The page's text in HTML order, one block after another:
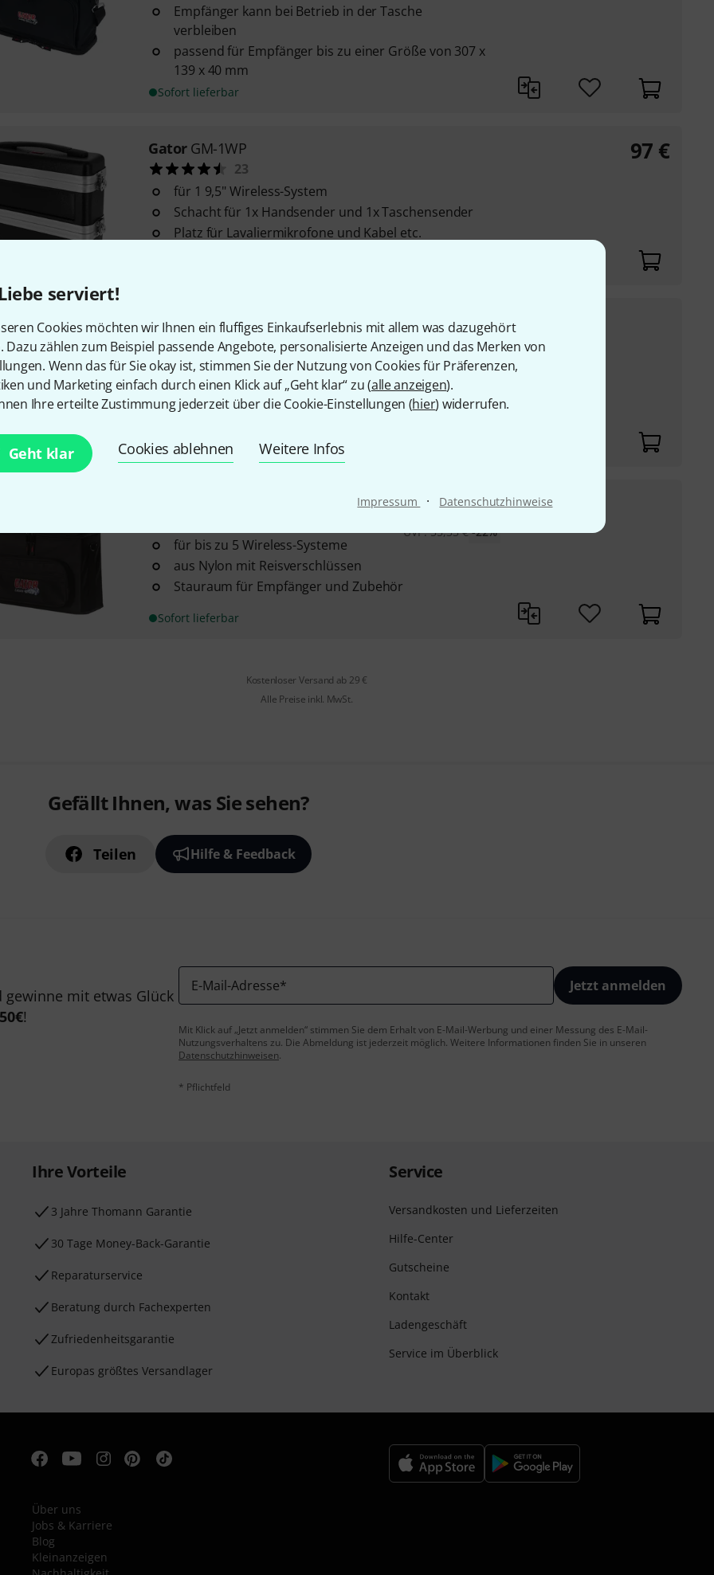
serviert!
Cookies möchten wir Ihnen ein fluffiges Einkaufserlebnis mit allem was dazugehört
Dazu zählen zum Beispiel passende Angebote, personalisierte Anzeigen und das Merken von
Wenn das für Sie okay ist, stimmen Sie der Nutzung von Cookies für Präferenzen,
und Marketing einfach durch einen Klick auf „Geht klar“ zu (alle anzeigen).
Ihre erteilte Zustimmung jederzeit über die Cookie-Einstellungen (hier) widerrufen.
Geht klar Cookies ablehnen Weitere Infos
Impressum · Datenschutzhinweise
Empfänger kann bei Betrieb in der Tasche
verbleiben
passend für Empfänger bis zu einer Größe von 307 x
139 x 40 mm
Sofort lieferbar
Gator GM-1WP
23
für 1 9,5" Wireless-System
Schacht für 1x Handsender und 1x Taschensender
Platz für Lavaliermikrofone und Kabel etc.
97 €
Gator GM-2W
72
für zwei 9,5" Wireless-Systeme
Schacht für zwei Handsender und zwei
Taschensender
Sofort lieferbar
39€
UVP:55 € -29%
für bis zu 5 Wireless-Systeme
aus Nylon mit Reisverschlüssen
Stauraum für Empfänger und Zubehör
Sofort lieferbar
43 €
UVP:55,33 € -22%
Kostenloser Versand ab 29 €
Alle Preise inkl. MwSt.
Gefällt Ihnen, was Sie sehen?
Teilen Hilfe & Feedback
mit etwas Glück
50€!
E-Mail-Adresse* Jetzt anmelden
Mit Klick auf „Jetzt anmelden“ stimmen Sie dem Erhalt von E-Mail-Werbung und einer Messung des E-Mail-
Nutzungsverhaltens zu. Die Abmeldung ist jederzeit möglich. Weitere Informationen finden Sie in unseren
Datenschutzhinweisen.
* Pflichtfeld
Ihre Vorteile
3 Jahre Thomann Garantie
30 Tage Money-Back-Garantie
Reparaturservice
Beratung durch Fachexperten
Zufriedenheitsgarantie
Europas größtes Versandlager
Service
Versandkosten und Lieferzeiten
Hilfe-Center
Gutscheine
Kontakt
Ladengeschäft
Service im Überblick
Über uns
Jobs & Karriere
Blog
Kleinanzeigen